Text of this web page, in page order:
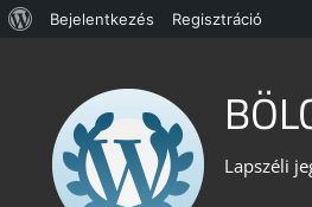
WordPress,
Bejelentkezés Regisztráció
content
Lapszéli